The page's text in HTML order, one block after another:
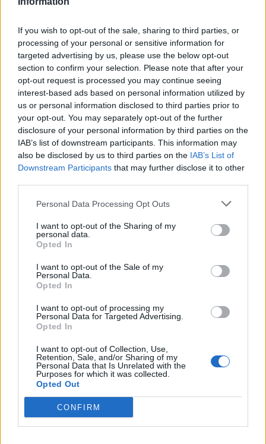
If you wish to opt-out of the sale, sharing to third parties, or
processing of your personal or sensitive information for
targeted advertising by us, please use the below opt-out
section to confirm your selection. Please note that after your
opt-out request is processed you may continue seeing
interest-based ads based on personal information utilized by
us or personal information disclosed to third parties prior to
your opt-out. You may separately opt-out of the further
disclosure of your personal information by third parties on the
IAB’s list of downstream participants. This information may
also be disclosed by us to third parties on the IAB’s List of
Downstream Participants that may further disclose it to other
Personal Data Processing Opt Outs
I want to opt-out of the Sharing of my
personal data.
Opted In
I want to opt-out of the Sale of my
Personal Data.
Opted In
I want to opt-out of processing my
Personal Data for Targeted Advertising.
Opted In
I want to opt-out of Collection, Use,
Retention, Sale, and/or Sharing of my
Personal Data that Is Unrelated with the
Purposes for which it was collected.
Opted Out
CONFIRM
04.10.25
Κάποτε ήταν ένα σνακ πρώτης κατηγορίας, και μετά έσπασε
το κέλυφος. Πώς ένα viral γλυκό ανέδειξε το φιστίκι σε
σύμβολο γαστρονομικής πολυτέλειας και άλλαξε τις συνήθειες
γεύσης διεθνώς.
Λινού Σουμπάσης και Σία: Η απλότητα σαν
καινοτομία
02.08.25
café - bars που απλώνονται σε σειρά, το εστιατόριο με το
περίεργο όνομα "Λινού Σουμπάσης και Σία" ξεχωρίζει για τον
σπάνιο συνδυασμό ιδιορρυθμία